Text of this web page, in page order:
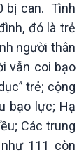
bị can. Tình
đó là trẻ
người thân
vẫn coi bạo
trẻ; cộng
bạo lực; Hạ
Các trung
111 còn